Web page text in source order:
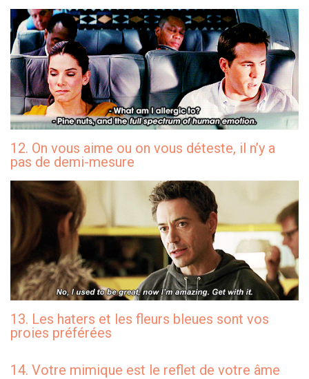
12. On vous aime ou on vous déteste, il n’y a
pas de demi-mesure
13. Les haters et les fleurs bleues sont vos
proies préférées
14. Votre mimique est le reflet de votre âme